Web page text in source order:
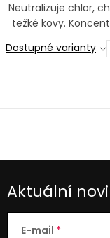
Neutralizuje chlor,
težké kovy.
Dostupné varianty
Aktuální
E-mail